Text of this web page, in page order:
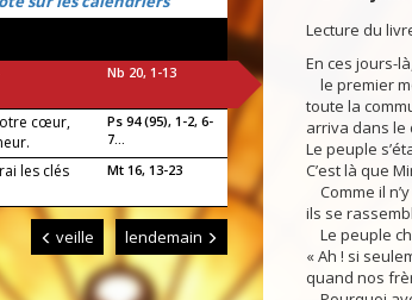
Nb 20, 1-13
cœur,
Ps 94 (95), 1-2, 6-
7...
les clés
Mt 16, 13-23
veille lendemain
Lecture du
En ces jours-
le premier
toute la
arriva dans le
Le peuple
C’est là que
Comme il
ils se
Le peuple
« Ah ! si
quand nos